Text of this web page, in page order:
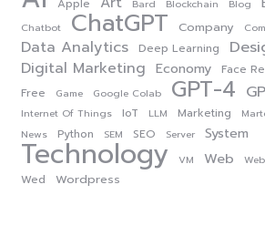
Bard Blockchain Blog
Chatbot ChatGPT Company
Data Analytics Deep Learning
Digital Marketing Economy Face
Free Game Google Colab GPT-4
Internet Of Things IoT LLM Marketing
News Python SEM SEO Server System
Technology VM Web
Wed Wordpress